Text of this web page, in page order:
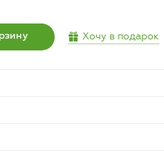
Хочу в подарок